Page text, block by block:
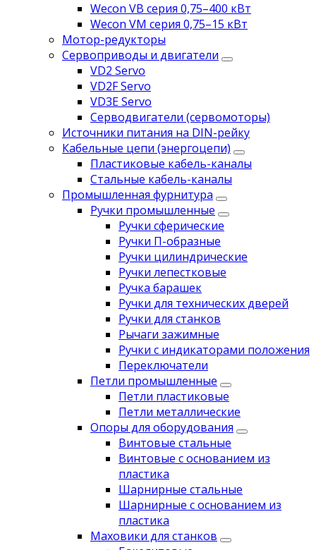
Wecon VB серия 0,75–400 кВт
Wecon VM серия 0,75–15 кВт
Мотор-редукторы
Сервоприводы и двигатели
VD2 Servo
VD2F Servo
VD3E Servo
Серводвигатели (сервомоторы)
Источники питания на DIN-рейку
Кабельные цепи (энергоцепи)
Пластиковые кабель-каналы
Стальные кабель-каналы
Промышленная фурнитура
Ручки промышленные
Ручки сферические
Ручки П-образные
Ручки цилиндрические
Ручки лепестковые
Ручка барашек
Ручки для технических дверей
Ручки для станков
Рычаги зажимные
Ручки с индикаторами положения
Переключатели
Петли промышленные
Петли пластиковые
Петли металлические
Опоры для оборудования
Винтовые стальные
Винтовые с основанием из
пластика
Шарнирные стальные
Шарнирные с основанием из
пластика
Маховики для станков